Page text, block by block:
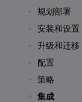
规划部署
安装和设置
升级和迁移
配置
策略
集成